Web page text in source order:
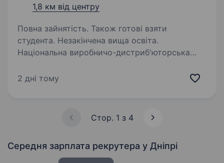
1,8 км від центру
Повна зайнятість. Також готові взяти
студента. Незакінчена вища освіта.
Національна виробничо-дистриб'юторська
на ринку снекової продукції з відомими
2 дні тому
Стор. 1 з 4
Середня зарплата рекрутера у Дніпрі